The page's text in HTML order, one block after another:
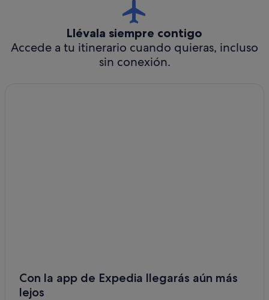
Llévala siempre contigo
Accede a tu itinerario cuando quieras, incluso
sin conexión.
Con la app de Expedia llegarás aún más
lejos